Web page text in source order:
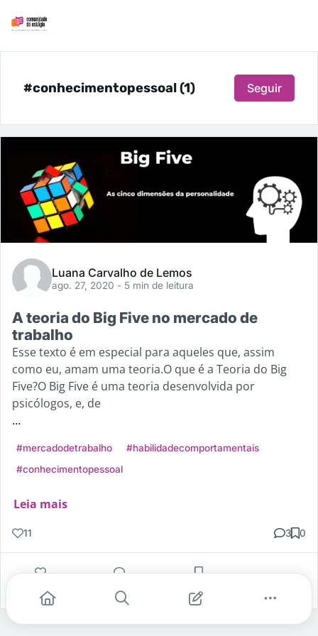
#conhecimentopessoal (1) Seguir
Luana Carvalho de Lemos
ago. 27, 2020 - 5 min de leitura
A teoria do Big Five no mercado de
trabalho
Esse texto é em especial para aqueles que, assim
como eu, amam uma teoria.O que é a Teoria do Big
Five?O Big Five é uma teoria desenvolvida por
psicólogos, e, de
...
#mercadodetrabalho
#habilidadecomportamentais
#conhecimentopessoal
Leia mais
11 3 0
Gostei Comentar Salvar